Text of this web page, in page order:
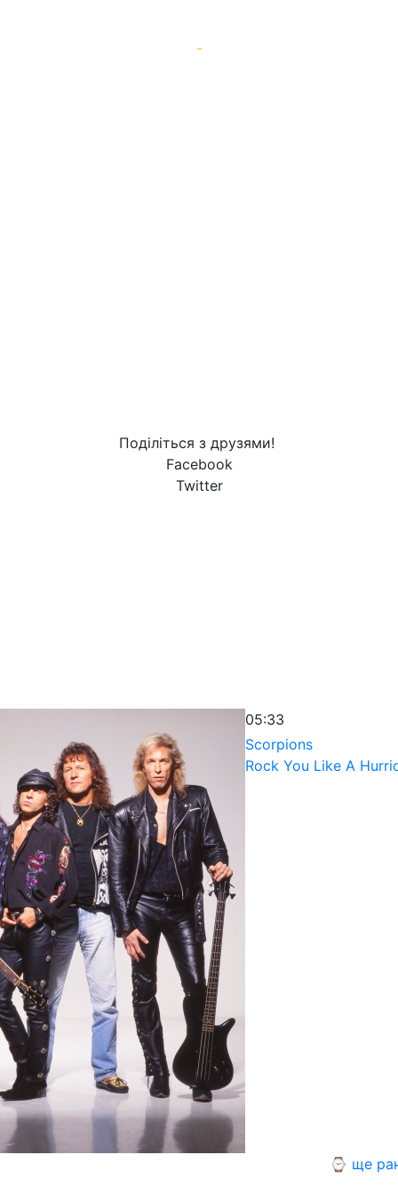
-
Поділіться з друзями!
Facebook
Twitter
05:33
Scorpions
Rock You Like A
⌚ ще